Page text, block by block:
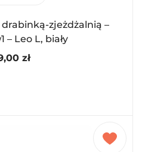
zjeżdżalnią –
– Leo L, biały
zł